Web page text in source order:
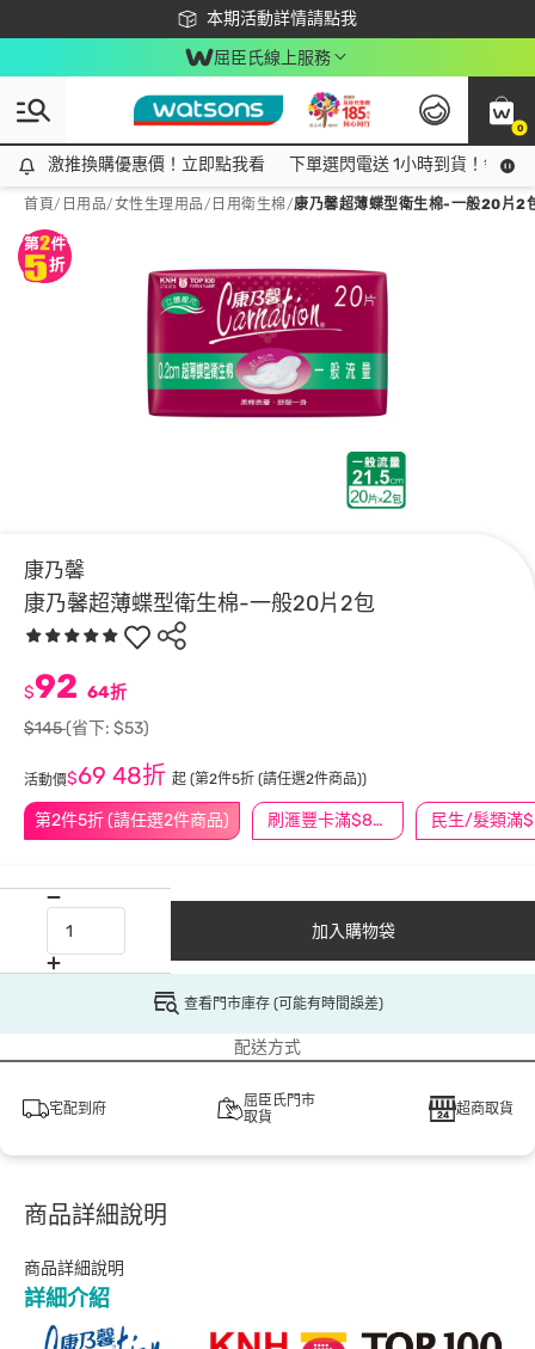
本期活動詳情請點我
下載app最高回饋$350
屈臣氏線上服務
0
激推換購優惠價！立即點我看
激推換購優惠價！立即點我看 下單選閃電送 1小時到貨！領神
首頁/ 日用品/女性生理用品/ 日用衛生棉/康乃馨超薄蝶型衛生棉-一般20片2
康乃馨
康乃馨超薄蝶型衛生棉-一般20片2包
第2件5折 (請任選2件商品) 刷滙豐卡滿$888送3萬點
$92 64折
$145(省下: $53)
活動價$69 48折 起 (第2件5折 (請任選2件商品))
加入購物袋
查看門市庫存 (可能有時間誤差)
配送方式
宅配到府
屈臣氏門市
取貨
超商取貨
商品詳細說明
商品詳細說明
詳細介紹